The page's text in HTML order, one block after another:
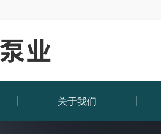
关于我们